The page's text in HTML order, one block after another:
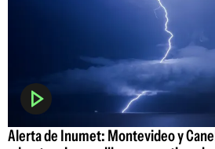
Alerta de Inumet: Montevideo y